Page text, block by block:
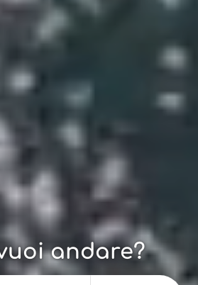
andare?